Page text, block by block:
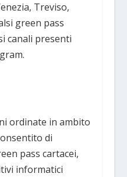
Treviso,
green pass
canali presenti
ordinate in ambito
di
pass cartacei,
informatici